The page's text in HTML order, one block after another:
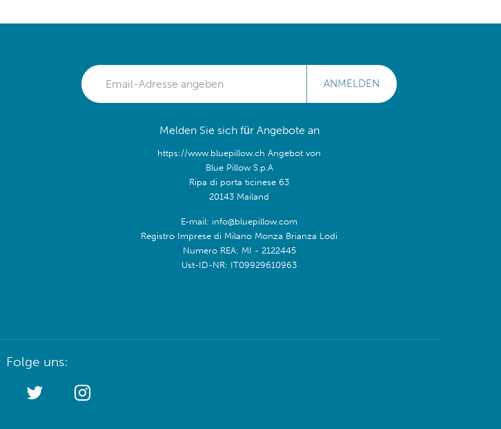
ANMELDEN
Melden Sie sich für Angebote an
https://www.bluepillow.ch Angebot von
Blue Pillow S.p.A
Ripa di porta ticinese 63
20143 Mailand
E-mail: info@bluepillow.com
Registro Imprese di Milano Monza Brianza Lodi
Numero REA: MI - 2122445
Ust-ID-NR: IT09929610963
Folge uns: